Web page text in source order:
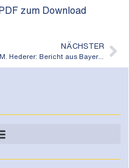
zum Download
NÄCHSTER